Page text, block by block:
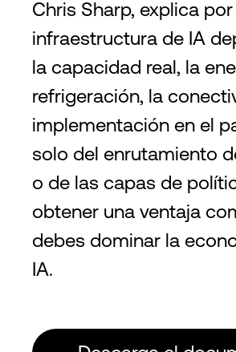
Chris Sharp, explica
infraestructura de IA
la capacidad real, la
refrigeración, la
implementación en el
solo del enrutamiento
o de las capas de
obtener una ventaja
debes dominar la
IA.